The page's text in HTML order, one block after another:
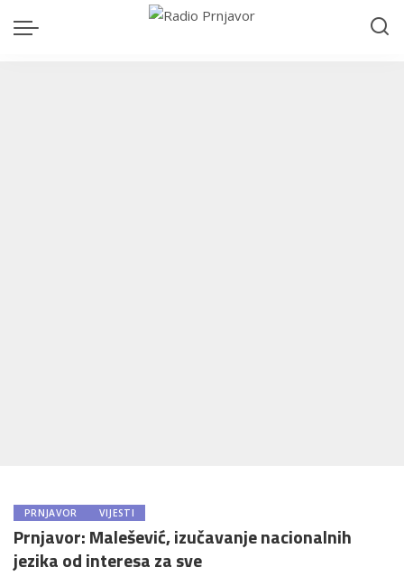
PRNJAVOR VIJESTI
Prnjavor: Malešević, izučavanje nacionalnih
jezika od interesa za sve